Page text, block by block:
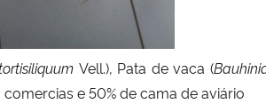
Vell.), Pata de vaca (
e 50% de cama de aviário